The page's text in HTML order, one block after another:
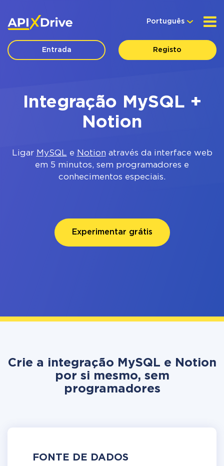
Português
Entrada Registo
Integração MySQL +
Notion
Ligar MySQL e Notion através da interface web
em 5 minutos, sem programadores e
conhecimentos especiais.
Experimentar grátis
Crie a integração MySQL e Notion
por si mesmo, sem
programadores
FONTE DE DADOS